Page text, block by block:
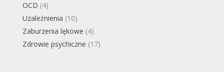
OCD (4)
Uzależnienia (10)
Zaburzenia lękowe (4)
Zdrowie psychiczne (17)